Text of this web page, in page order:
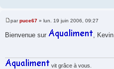
M
s
parpuce67 » lun. 19 juin 2006, 09:27
Bienvenue sur , Kevin
vit grâce à vous.